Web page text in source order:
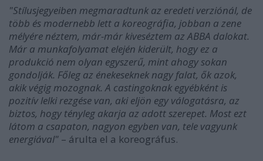
"Stílusjegyeiben megmaradtunk az eredeti verziónál, de
több és modernebb lett a koreográfia, jobban a zene
mélyére néztem, már-már kiveséztem az ABBA dalokat.
Már a munkafolyamat elején kiderült, hogy ez a
produkció nem olyan egyszerű, mint ahogy sokan
gondolják. Főleg az énekeseknek nagy falat, ők azok,
akik végig mozognak. A castingoknak egyébként is
pozitív lelki rezgése van, aki eljön egy válogatásra, az
biztos, hogy tényleg akarja az adott szerepet. Most ezt
látom a csapaton, nagyon egyben van, tele vagyunk
energiával" – árulta el a koreográfus.